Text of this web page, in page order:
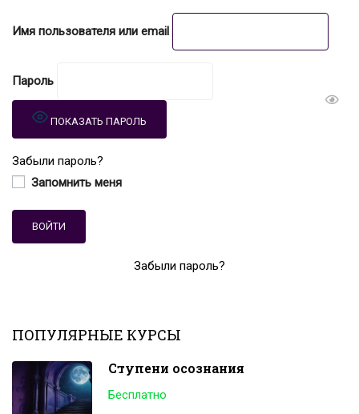
Имя пользователя или email
Пароль
ПОКАЗАТЬ ПАРОЛЬ
Забыли пароль?
Запомнить меня
Забыли пароль?
ПОПУЛЯРНЫЕ КУРСЫ
Ступени осознания
Бесплатно